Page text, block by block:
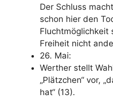
Der Schluss
schon hier den
Fluchtmöglichkeit
Freiheit nicht
26. Mai:
Werther stellt
„Plätzchen“ vor,
hat“ (13).